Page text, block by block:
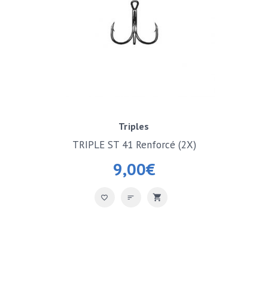
Triples
9,00€
TRIPLE ST 41 Renforcé (2X)